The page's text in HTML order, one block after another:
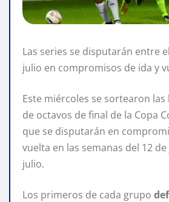
Las series se disputarán entre
julio en compromisos de ida y
Este miércoles se sortearon las
de octavos de final de la Copa
que se disputarán en
vuelta en las semanas del 12
julio.
Los primeros de cada grupo